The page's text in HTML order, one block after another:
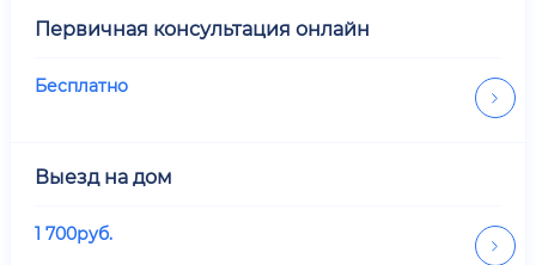
Первичная консультация онлайн
Бесплатно
Выезд на дом
1 700руб.